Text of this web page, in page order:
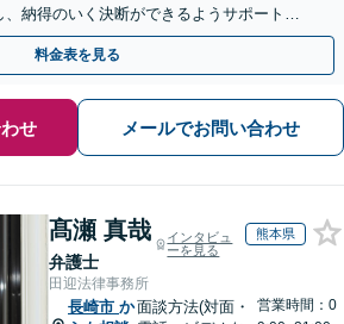
納得のいく決断ができるようサポートい
間相談OK】
料金表を見る
せ メールでお問い合わせ
髙瀬 真哉
弁護士
インタビュ
ーを見る
熊本県
田迎法律事務所
長崎市 か面談方法(対面・
営業時間：0